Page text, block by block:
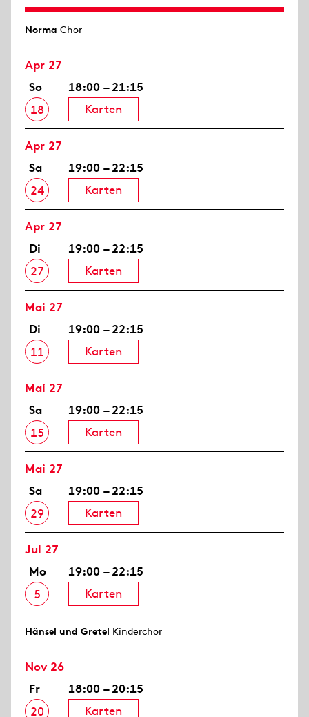
Norma Chor
Apr 27
So
18
18:00 – 21:15
Karten
Apr 27
Sa
24
19:00 – 22:15
Karten
Apr 27
Di
27
19:00 – 22:15
Karten
Mai 27
Di
11
19:00 – 22:15
Karten
Mai 27
Sa
15
19:00 – 22:15
Karten
Mai 27
Sa
29
19:00 – 22:15
Karten
Jul 27
Mo
5
19:00 – 22:15
Karten
Hänsel und Gretel Kinderchor
Nov 26
Fr
20
18:00 – 20:15
Karten